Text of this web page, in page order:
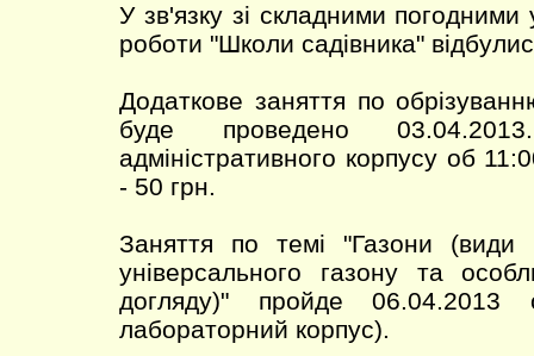
У зв'язку зі складними погодними
роботи "Школи садівника"
Додаткове заняття по
буде проведено
адміністративного корпусу об
- 50 грн.
Заняття по темі "Газони (види
універсального газону та
догляду)" пройде
лабораторний корпус).